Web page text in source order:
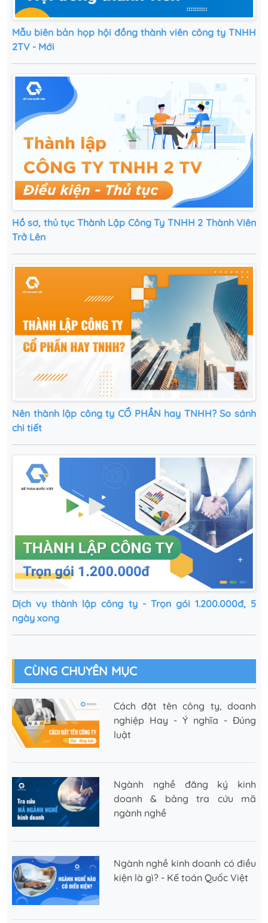
Mẫu biên bản họp hội đồng thành viên công ty TNHH
2TV - Mới
Hồ sơ, thủ tục Thành Lập Công Ty TNHH 2 Thành Viên
Trở Lên
Nên thành lập công ty CỔ PHẦN hay TNHH? So sánh
chi tiết
Dịch vụ thành lập công ty - Trọn gói 1.200.000đ, 5
ngày xong
CÙNG CHUYÊN MỤC
Cách‌ ‌đặt‌ ‌tên‌ ‌công‌ ‌ty,‌ ‌doanh‌
‌nghiệp‌ ‌Hay‌ ‌-‌ ‌Ý‌ ‌nghĩa‌ ‌-‌ ‌Đúng‌
‌luật‌
Ngành nghề đăng ký kinh
doanh & bảng tra cứu mã
ngành nghề
Ngành nghề kinh doanh có điều
kiện là gì? - Kế toán Quốc Việt